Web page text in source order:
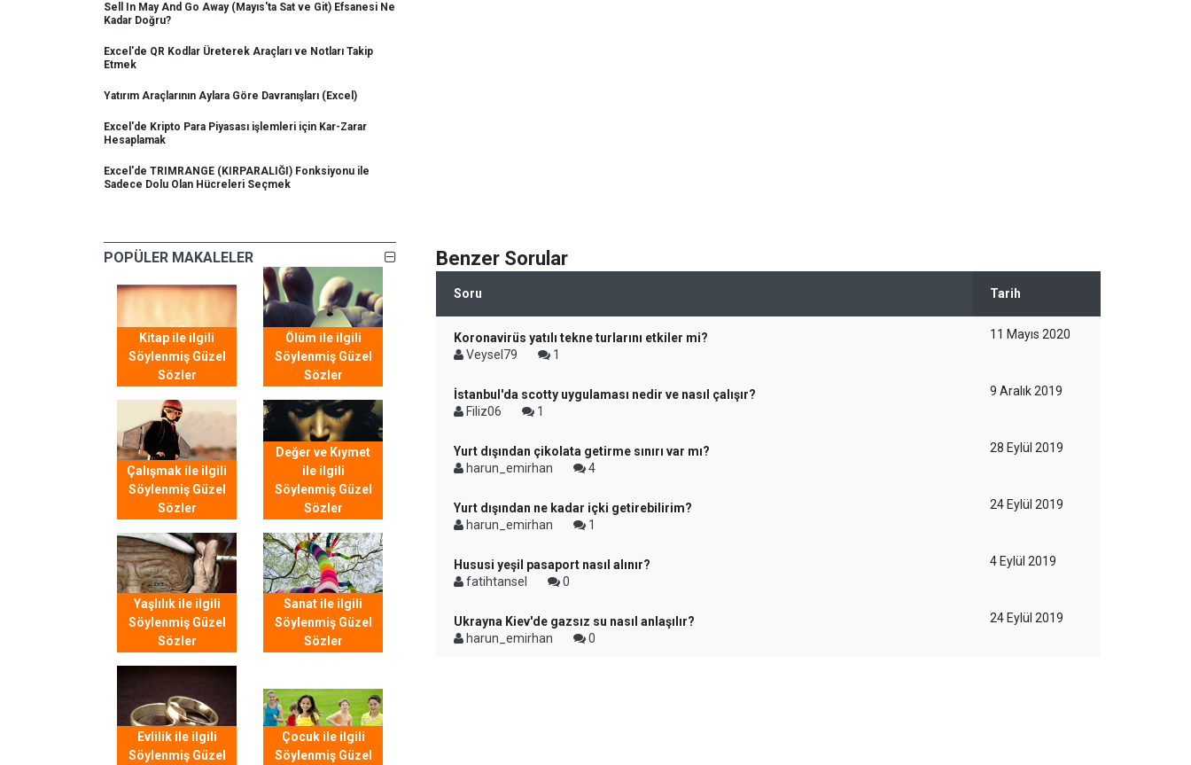
Sell In May And Go Away (Mayıs'ta Sat ve Git) Efsanesi Ne
Kadar Doğru?
Excel'de QR Kodlar Üreterek Araçları ve Notları Takip
Etmek
Yatırım Araçlarının Aylara Göre Davranışları (Excel)
Excel'de Kripto Para Piyasası işlemleri için Kar-Zarar
Hesaplamak
Excel'de TRIMRANGE (KIRPARALIĞI) Fonksiyonu ile
Sadece Dolu Olan Hücreleri Seçmek
POPÜLER MAKALELER
Kitap ile ilgili
Söylenmiş Güzel
Sözler
Ölüm ile ilgili
Söylenmiş Güzel
Sözler
Çalışmak ile ilgili
Söylenmiş Güzel
Sözler
Değer ve Kıymet
ile ilgili
Söylenmiş Güzel
Sözler
Yaşlılık ile ilgili
Söylenmiş Güzel
Sözler
Sanat ile ilgili
Söylenmiş Güzel
Sözler
Evlilik ile ilgili
Söylenmiş Güzel
Çocuk ile ilgili
Söylenmiş Güzel
Benzer Sorular
Soru Tarih
Koronavirüs yatılı tekne turlarını etkiler mi?
Veysel79
1
11 Mayıs 2020
İstanbul'da scotty uygulaması nedir ve nasıl çalışır?
Filiz06
1
9 Aralık 2019
Yurt dışından çikolata getirme sınırı var mı?
harun_emirhan
4
28 Eylül 2019
Yurt dışından ne kadar içki getirebilirim?
harun_emirhan
1
24 Eylül 2019
Hususi yeşil pasaport nasıl alınır?
fatihtansel
0
4 Eylül 2019
Ukrayna Kiev'de gazsız su nasıl anlaşılır?
harun_emirhan
0
24 Eylül 2019